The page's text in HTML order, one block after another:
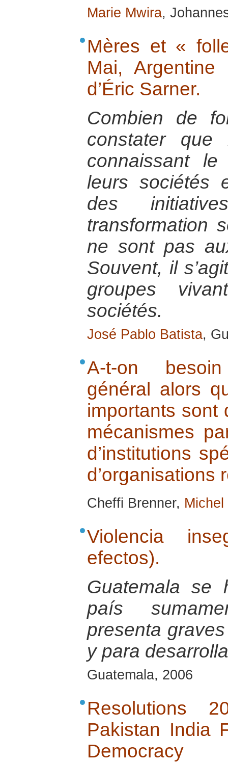
Marie Mwira,
Mères et «
Mai, Argentine
d’Éric Sarner.
Combien de
constater que
connaissant
leurs sociétés
des
transformation
ne sont pas
Souvent, il
groupes
sociétés.
José Pablo Batista,
A-t-on
général alors
importants sont
mécanismes
d’institutions
d’organisations
Cheffi Brenner,
Violencia
efectos).
Guatemala se
país
presenta
y para
Guatemala, 2006
Resolutions
Pakistan India
Democracy